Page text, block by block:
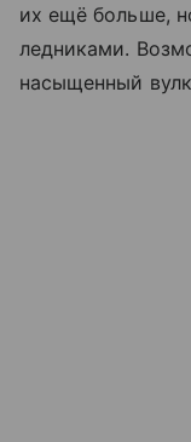
их ещё больше,
ледниками.
насыщенный